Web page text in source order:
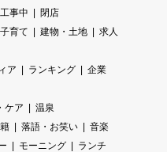
工事中
閉店
子育て 建物・土地
求人
ア ランキング
企業
ケア
温泉
落語・お笑い
音楽
モーニング
ランチ